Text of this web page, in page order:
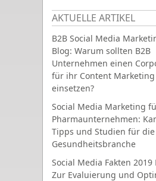
AKTUELLE ARTIKEL
B2B Social Media
Blog: Warum sollten B2B
Unternehmen einen
für ihr Content Marketing
einsetzen?
Social Media Marketing
Pharmaunternehmen:
Tipps und Studien für die
Gesundheitsbranche
Social Media Fakten 2019
Zur Evaluierung und